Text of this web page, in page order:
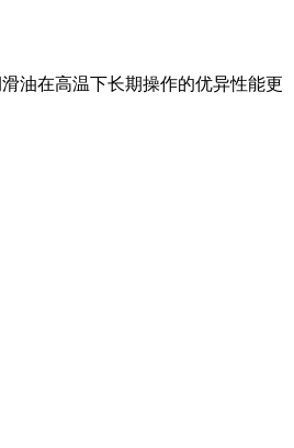
油在高温下长期操作的优异性能更